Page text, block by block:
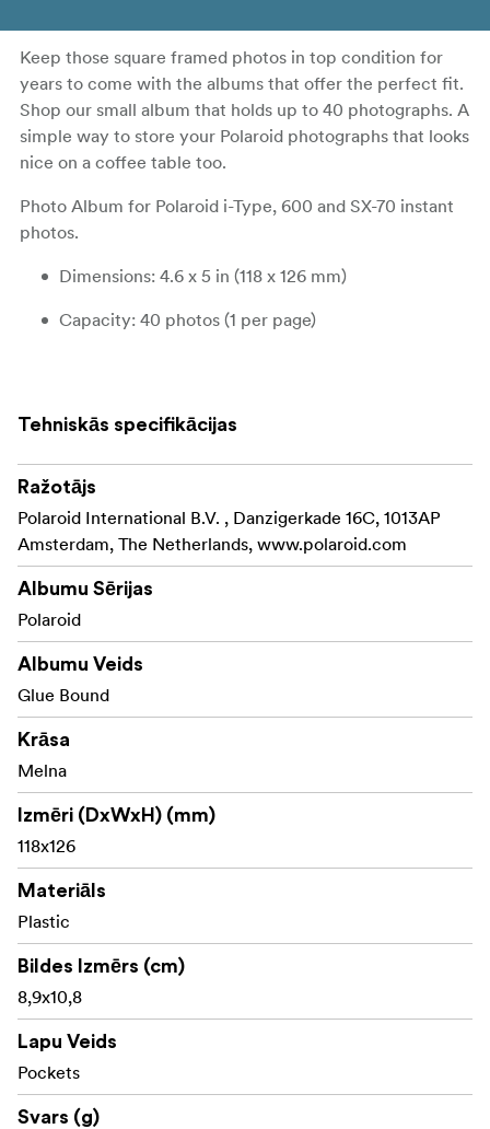
Keep those square framed photos in top condition for
years to come with the albums that offer the perfect fit.
Shop our small album that holds up to 40 photographs. A
simple way to store your Polaroid photographs that looks
nice on a coffee table too.
Photo Album for Polaroid i-Type, 600 and SX-70 instant
photos.
Dimensions: 4.6 x 5 in (118 x 126 mm)
Capacity: 40 photos (1 per page)
Tehniskās specifikācijas
Ražotājs
Polaroid International B.V. , Danzigerkade 16C, 1013AP
Amsterdam, The Netherlands, www.polaroid.com
Albumu Sērijas
Polaroid
Albumu Veids
Glue Bound
Krāsa
Melna
Izmēri (DxWxH) (mm)
118x126
Materiāls
Plastic
Bildes Izmērs (cm)
8,9x10,8
Lapu Veids
Pockets
Svars (g)